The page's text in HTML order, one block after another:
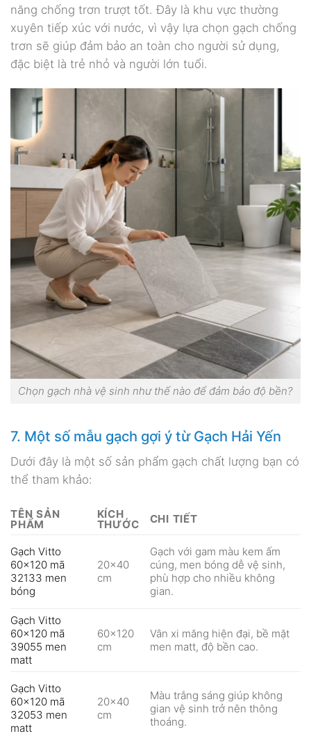
năng chống trơn trượt tốt. Đây là khu vực thường
xuyên tiếp xúc với nước, vì vậy lựa chọn gạch chống
trơn sẽ giúp đảm bảo an toàn cho người sử dụng,
đặc biệt là trẻ nhỏ và người lớn tuổi.
Chọn gạch nhà vệ sinh như thế nào để đảm bảo độ bền?
7. Một số mẫu gạch gợi ý từ Gạch Hải Yến
Dưới đây là một số sản phẩm gạch chất lượng bạn có
thể tham khảo:
TÊN SẢN
PHẨM
KÍCH
THƯỚC CHI TIẾT
Gạch Vitto
60×120 mã
32133 men
bóng
20×40
cm
Gạch với gam màu kem ấm
cúng, men bóng dễ vệ sinh,
phù hợp cho nhiều không
gian.
Gạch Vitto
60×120 mã
39055 men
matt
60×120
cm
Vân xi măng hiện đại, bề mặt
men matt, độ bền cao.
Gạch Vitto
60×120 mã
32053 men
matt
20×40
cm
Màu trắng sáng giúp không
gian vệ sinh trở nên thông
thoáng.